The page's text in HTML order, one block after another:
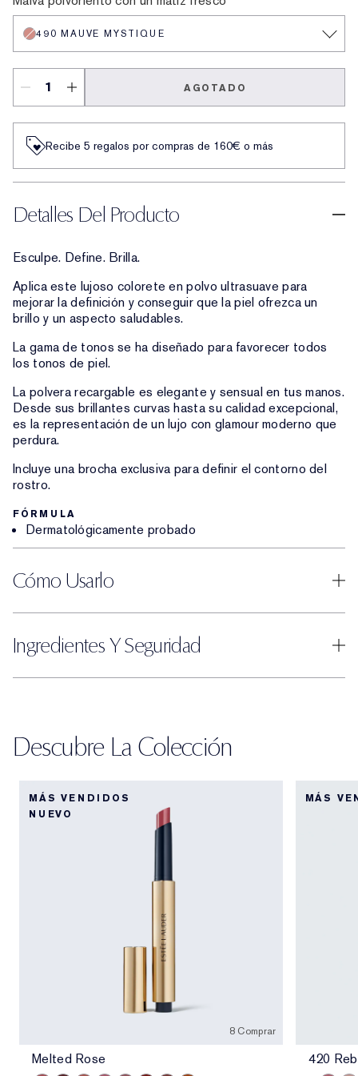
490 MAUVE MYSTIQUE
AGOTADO
Recibe 5 regalos por compras de 160€ o más
Detalles Del Producto
Esculpe. Define. Brilla.
Aplica este lujoso colorete en polvo ultrasuave para
mejorar la definición y conseguir que la piel ofrezca un
brillo y un aspecto saludables.
La gama de tonos se ha diseñado para favorecer todos
los tonos de piel.
La polvera recargable es elegante y sensual en tus manos.
Desde sus brillantes curvas hasta su calidad excepcional,
es la representación de un lujo con glamour moderno que
perdura.
Incluye una brocha exclusiva para definir el contorno del
rostro.
FÓRMULA
Dermatológicamente probado
Cómo Usarlo
Ingredientes Y Seguridad
Descubre La Colección
MÁS VENDIDOS
NUEVO
8 Comprar
Melted Rose
MÁS
420